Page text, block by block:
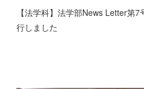
【法学科】法学部News Letter第7
行しました